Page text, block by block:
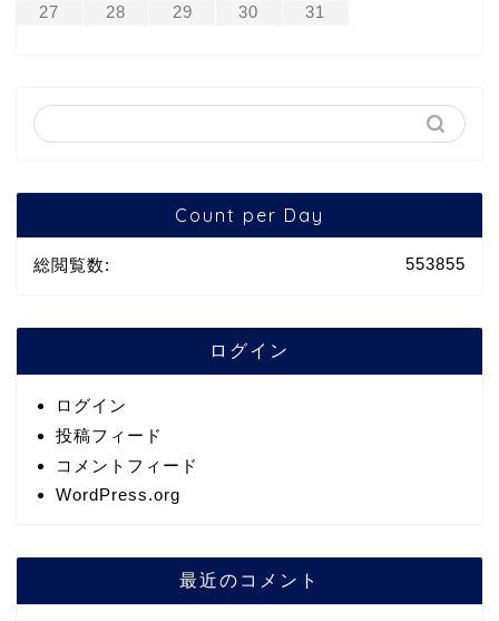
27
28 29 30 31
Count per Day
553855
総閲覧数:
ログイン
ログイン
投稿フィード
コメントフィード
WordPress.org
最近のコメント